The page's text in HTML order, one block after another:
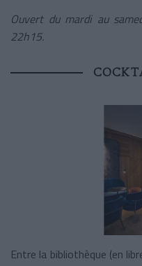
Ouvert du mardi au
22h15.
Entre la bibliothèque (en